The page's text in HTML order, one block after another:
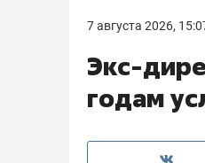
7 августа 2026,
Экс-
годам